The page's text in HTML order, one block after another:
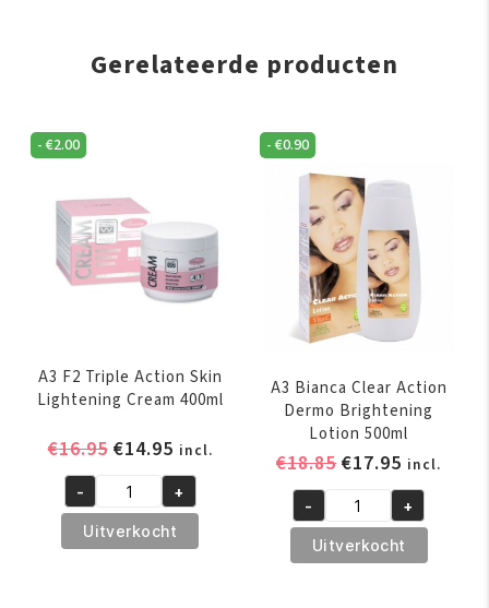
Gerelateerde producten
-€2.00
A3 F2 Triple Action Skin
Lightening Cream 400ml
€16.95 Oorspronkelijke
was:
€16.95.
€14.95Huidige
prijs
is:
€14.95.
incl.
A3
Triple
- +
Uitverkocht
-€0.90
A3 Bianca Clear Action
Dermo Brightening
Lotion 500ml
€18.85
was:
€18.85.
€17.95 Huidige
prijs
is:
€17.95.
incl.
A3
Bianca
Clear
- +
Uitverkocht